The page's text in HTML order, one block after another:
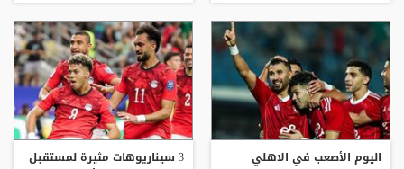
اليوم الأصعب في الاهلي
3 سيناريوهات مثيرة لمستقبل